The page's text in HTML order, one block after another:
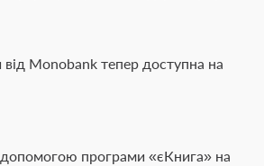
Monobank тепер доступна на
програми «єКнига» на